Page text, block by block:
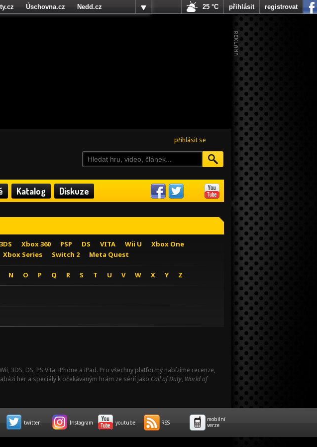
přihlásit se
Katalog Diskuze
3DS Xbox 360 PSP DS VITA Wii U
Xbox One
Xbox Series Switch 2 Meta Quest
N O P Q R S T U V W X Y Z
3DS, DS, PS Vita, iPhone a iPad. Pro všechny platformy nabízíme recenze,
her a speciály k očekávaným hrám ze sérií jako Call of Duty, World of
Úschovna.cz
Nedd.cz
25 °C přihlásit registrovat
twitter Instagram youtube RSS
mobilní
verze